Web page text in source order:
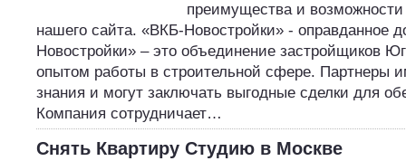
преимущества и возможности
нашего сайта. «ВКБ-Новостройки» - оправданное
Новостройки» – это объединение застройщиков
опытом работы в строительной сфере. Партнеры
знания и могут заключать выгодные сделки для
Компания сотрудничает…
Снять Квартиру Студию в Москве